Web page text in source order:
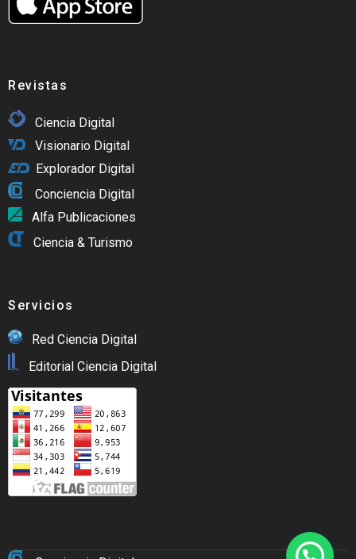
Revistas
Ciencia Digital
Visionario Digital
Explorador Digital
Conciencia Digital
Alfa Publicaciones
Ciencia & Turismo
Servicios
Red Ciencia Digital
Editorial Ciencia Digital